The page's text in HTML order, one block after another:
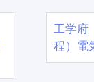
工学
程）電